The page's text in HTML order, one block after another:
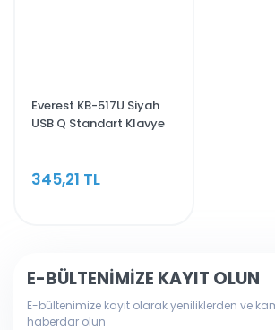
Everest KB-517U Siyah
USB Q Standart Klavye
345,21 TL
E-BÜLTENİMİZE KAYIT OLUN
E-bültenimize kayıt olarak yeniliklerden ve
haberdar olun